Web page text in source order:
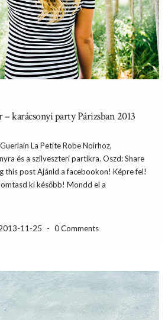
karácsonyi party Párizsban 2013
La Petite Robe Noirhoz,
és a szilveszteri partikra. Oszd: Share
this post Ajánld a facebookon! Képre fel!
ki később! Mondd el a
11-25 - 0 Comments